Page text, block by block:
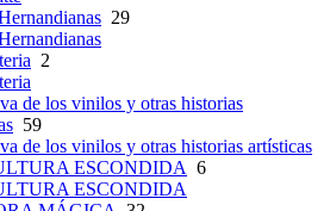
29
2
de los vinilos y otras historias
59
de los vinilos y otras historias artísticas
ESCONDIDA 6
ESCONDIDA